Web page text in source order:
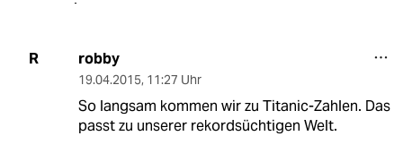
R robby
19.04.2015, 11:27 Uhr
So langsam kommen wir zu Titanic-Zahlen. Das
passt zu unserer rekordsüchtigen Welt.